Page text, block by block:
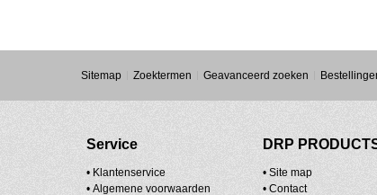
Sitemap Zoektermen Geavanceerd zoeken
Service
• Klantenservice
• Algemene voorwaarden
DRP
• Site map
• Contact